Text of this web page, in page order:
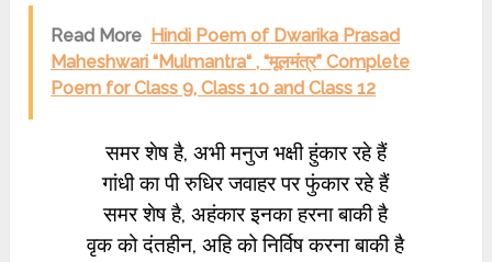
Read More Hindi Poem of Dwarika Prasad
Maheshwari “Mulmantra“ , “मूलमंत्र” Complete
Poem for Class 9, Class 10 and Class 12
समर शेष है, अभी मनुज भक्षी हुंकार रहे हैं
गांधी का पी रुधिर जवाहर पर फुंकार रहे हैं
समर शेष है, अहंकार इनका हरना बाकी है
वृक को दंतहीन, अहि को निर्विष करना बाकी है